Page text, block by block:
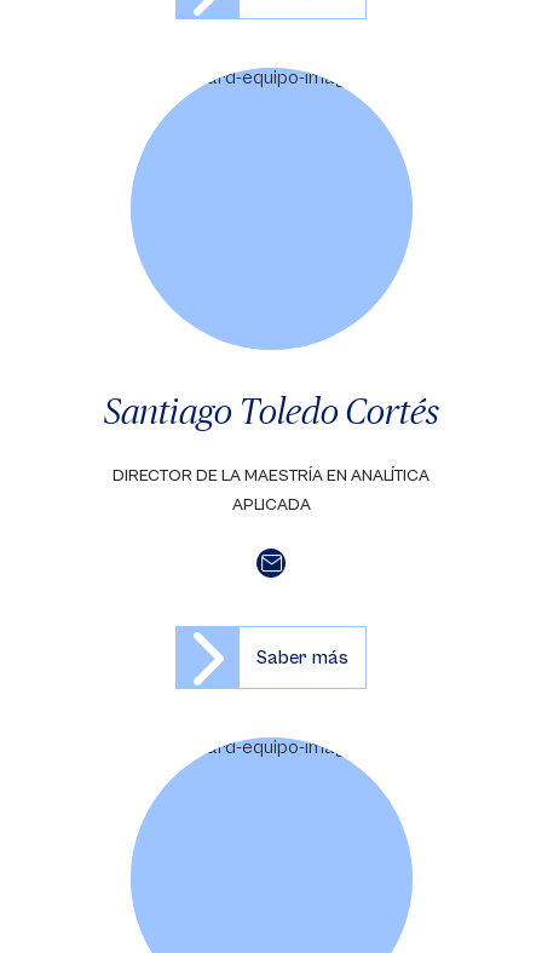
Santiago Toledo Cortés
DIRECTOR DE LA MAESTRÍA EN ANALÍTICA
APLICADA
Saber más